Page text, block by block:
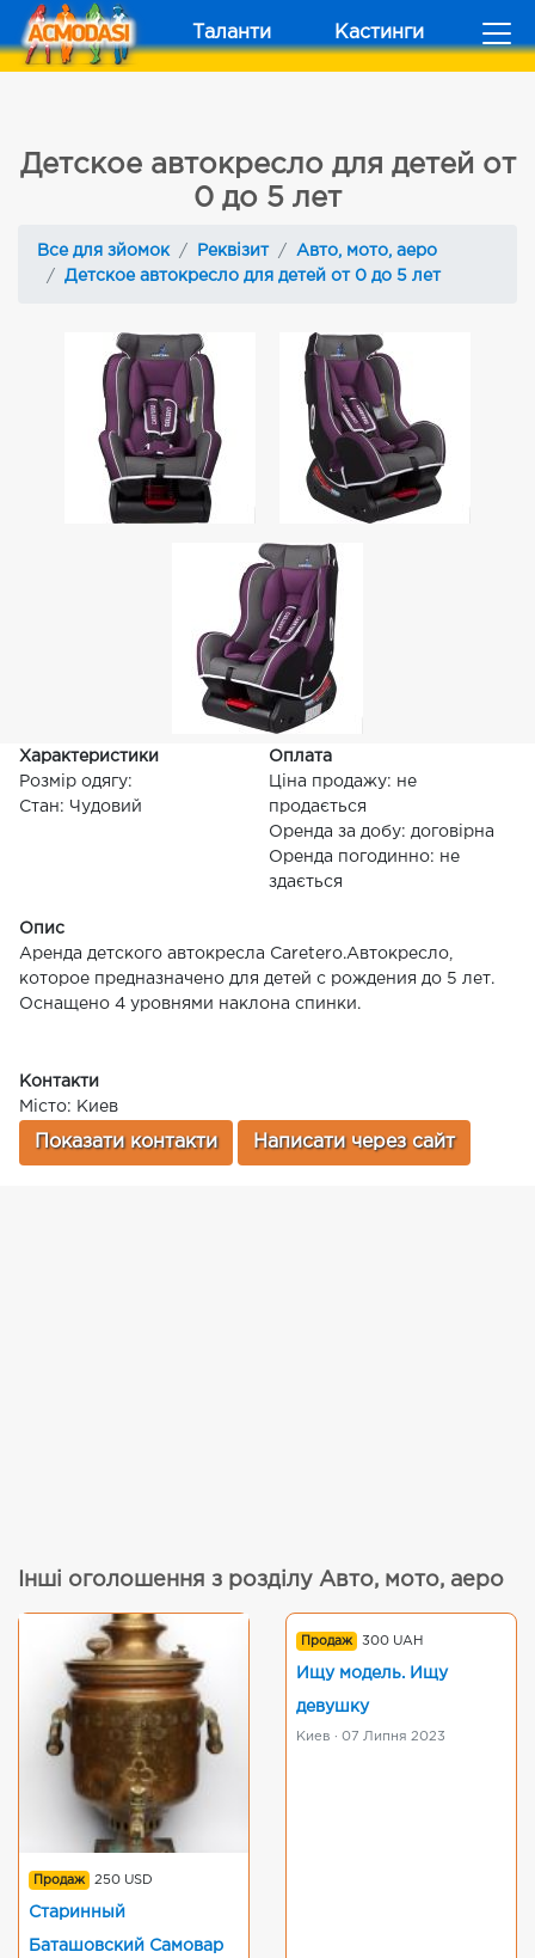
Таланти Кастинги
Детское автокресло для детей от
0 до 5 лет
Все для зйомок Реквізит
Авто, мото, аеро
Детское автокресло для детей от 0 до 5 лет
Характеристики
Розмір одягу:
Стан: Чудовий
Оплата
Ціна продажу: не
продається
Оренда за добу: договірна
Оренда погодинно: не
здається
Опис
Аренда детского автокресла Caretero.Автокресло,
которое предназначено для детей с рождения до 5 лет.
Оснащено 4 уровнями наклона спинки.
Контакти
Місто: Киев
Показати контакти Написати через сайт
Інші оголошення з розділу Авто, мото, аеро
Продаж 250 USD
Старинный
Баташовский Самовар
Продаж 300 UAH
Ищу модель. Ищу
девушку
Киев · 07 Липня 2023